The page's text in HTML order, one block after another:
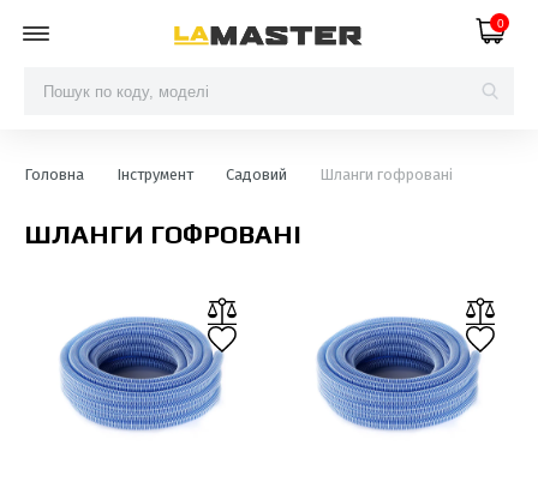
0
Головна Інструмент Садовий Шланги гофровані
ШЛАНГИ ГОФРОВАНІ